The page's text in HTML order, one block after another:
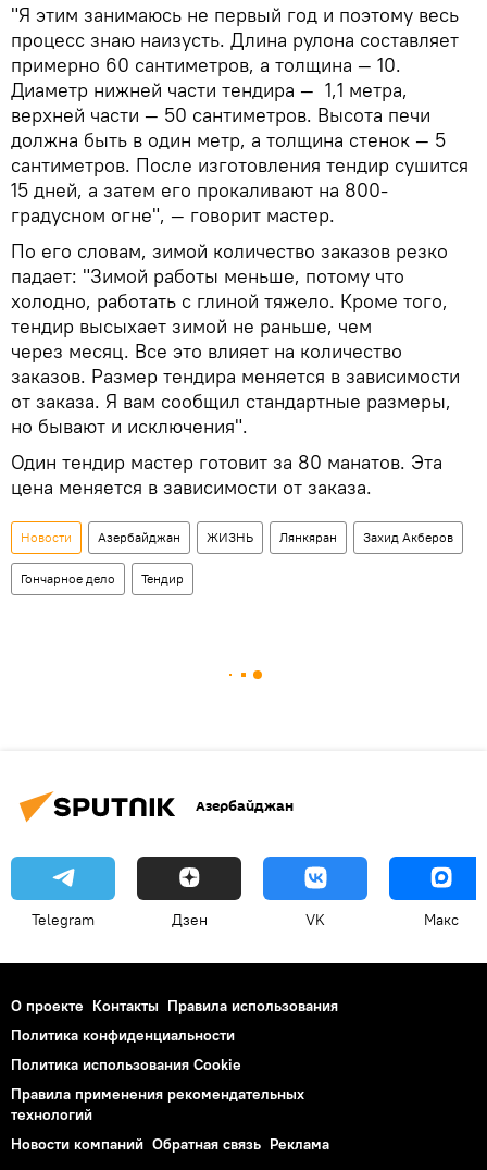
"Я этим занимаюсь не первый год и поэтому весь
процесс знаю наизусть. Длина рулона составляет
примерно 60 сантиметров, а толщина — 10.
Диаметр нижней части тендира — 1,1 метра,
верхней части — 50 сантиметров. Высота печи
должна быть в один метр, а толщина стенок — 5
сантиметров. После изготовления тендир сушится
15 дней, а затем его прокаливают на 800-
градусном огне", — говорит мастер.
По его словам, зимой количество заказов резко
падает: "Зимой работы меньше, потому что
холодно, работать с глиной тяжело. Кроме того,
тендир высыхает зимой не раньше, чем
через месяц. Все это влияет на количество
заказов. Размер тендира меняется в зависимости
от заказа. Я вам сообщил стандартные размеры,
но бывают и исключения".
Один тендир мастер готовит за 80 манатов. Эта
цена меняется в зависимости от заказа.
Новости Азербайджан ЖИЗНЬ Лянкяран Захид Акберов
Гончарное дело Тендир
Азербайджан
Telegram Дзен VK Макс
О проекте Контакты Правила использования
Политика конфиденциальности
Политика использования Cookie
Правила применения рекомендательных
технологий
Новости компаний Обратная связь Реклама